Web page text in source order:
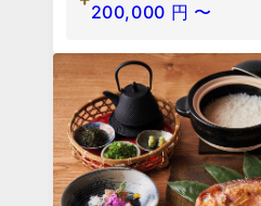
200,000 円 〜